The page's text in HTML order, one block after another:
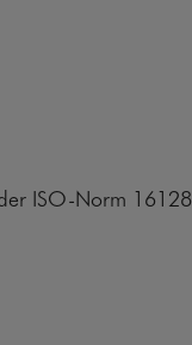
ISO-Norm 16128